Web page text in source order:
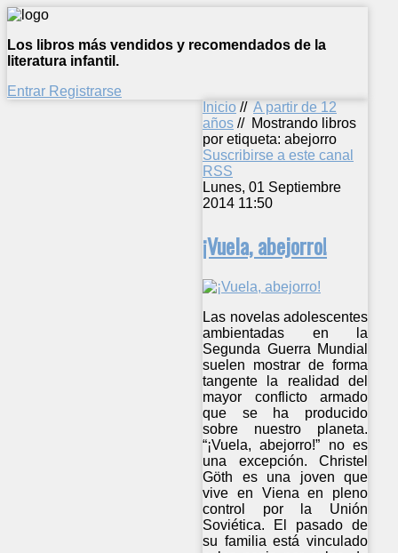
Los libros más vendidos y recomendados de la
literatura infantil.
Entrar Registrarse
Inicio // A partir de 12
años // Mostrando libros
por etiqueta: abejorro
Suscribirse a este canal
RSS
Lunes, 01 Septiembre
2014 11:50
¡Vuela, abejorro!
Las novelas adolescentes
ambientadas en la
Segunda Guerra Mundial
suelen mostrar de forma
tangente la realidad del
mayor conflicto armado
que se ha producido
sobre nuestro planeta.
“¡Vuela, abejorro!” no es
una excepción. Christel
Göth es una joven que
vive en Viena en pleno
control por la Unión
Soviética. El pasado de
su familia está vinculado